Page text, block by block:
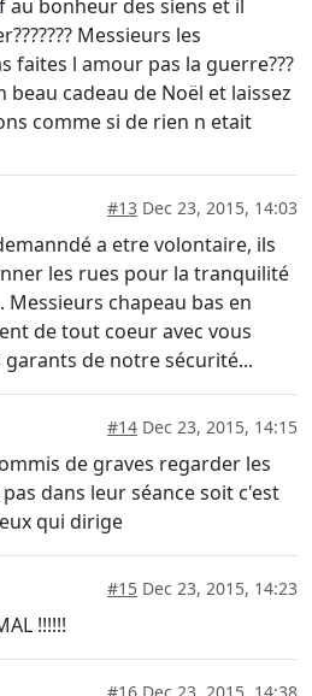
bonheur des siens et il
Messieurs les
faites l amour pas la guerre???
cadeau de Noël et laissez
comme si de rien n etait
#13 Dec 23, 2015, 14:03
a etre volontaire, ils
les rues pour la tranquilité
Messieurs chapeau bas en
de tout coeur avec vous
de notre sécurité...
#14 Dec 23, 2015, 14:15
de graves regarder les
dans leur séance soit c'est
qui dirige
#15 Dec 23, 2015, 14:23
!!!!!!